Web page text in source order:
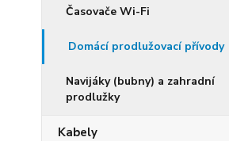
Časovače Wi-Fi
Domácí prodlužovací přívody
Navijáky (bubny) a zahradní
prodlužky
Kabely